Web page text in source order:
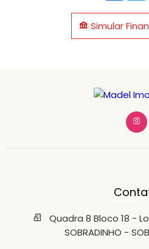
Simular
Quadra 8 Bloco 18 -
SOBRADINHO -